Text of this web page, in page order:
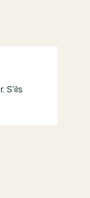
S’ils